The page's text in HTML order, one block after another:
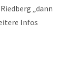
„dann
Infos